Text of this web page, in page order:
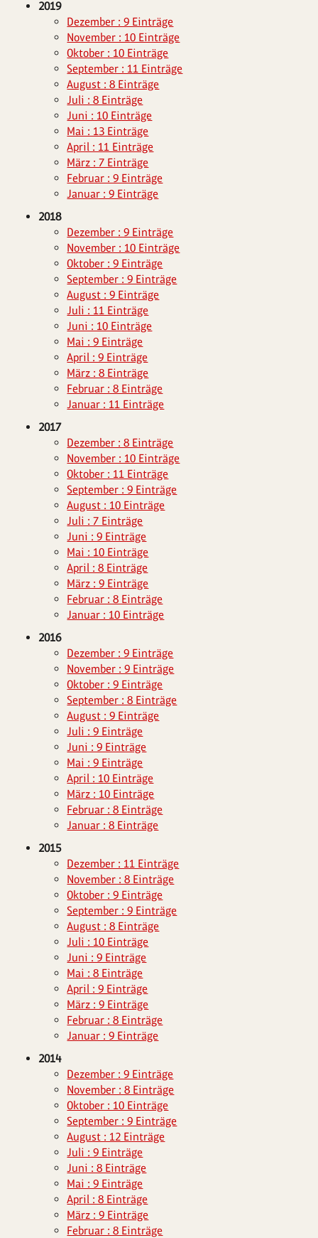
2019
Dezember : 9 Einträge
November : 10 Einträge
Oktober : 10 Einträge
September : 11 Einträge
August : 8 Einträge
Juli : 8 Einträge
Juni : 10 Einträge
Mai : 13 Einträge
April : 11 Einträge
März : 7 Einträge
Februar : 9 Einträge
Januar : 9 Einträge
2018
Dezember : 9 Einträge
November : 10 Einträge
Oktober : 9 Einträge
September : 9 Einträge
August : 9 Einträge
Juli : 11 Einträge
Juni : 10 Einträge
Mai : 9 Einträge
April : 9 Einträge
März : 8 Einträge
Februar : 8 Einträge
Januar : 11 Einträge
2017
Dezember : 8 Einträge
November : 10 Einträge
Oktober : 11 Einträge
September : 9 Einträge
August : 10 Einträge
Juli : 7 Einträge
Juni : 9 Einträge
Mai : 10 Einträge
April : 8 Einträge
März : 9 Einträge
Februar : 8 Einträge
Januar : 10 Einträge
2016
Dezember : 9 Einträge
November : 9 Einträge
Oktober : 9 Einträge
September : 8 Einträge
August : 9 Einträge
Juli : 9 Einträge
Juni : 9 Einträge
Mai : 9 Einträge
April : 10 Einträge
März : 10 Einträge
Februar : 8 Einträge
Januar : 8 Einträge
2015
Dezember : 11 Einträge
November : 8 Einträge
Oktober : 9 Einträge
September : 9 Einträge
August : 8 Einträge
Juli : 10 Einträge
Juni : 9 Einträge
Mai : 8 Einträge
April : 9 Einträge
März : 9 Einträge
Februar : 8 Einträge
Januar : 9 Einträge
2014
Dezember : 9 Einträge
November : 8 Einträge
Oktober : 10 Einträge
September : 9 Einträge
August : 12 Einträge
Juli : 9 Einträge
Juni : 8 Einträge
Mai : 9 Einträge
April : 8 Einträge
März : 9 Einträge
Februar : 8 Einträge